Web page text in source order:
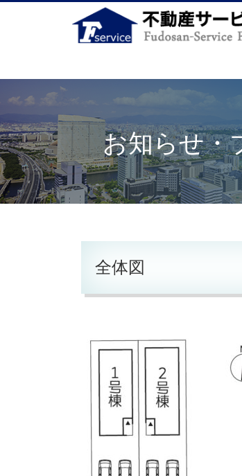
お知らせ・
全体図